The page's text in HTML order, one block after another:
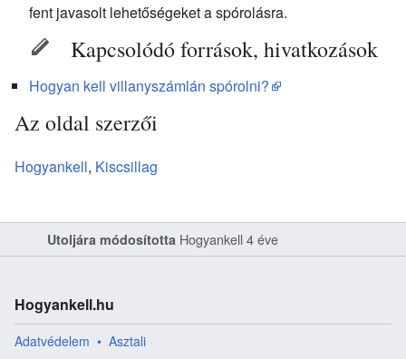
fent javasolt lehetőségeket a spórolásra.
Kapcsolódó források, hivatkozások
Hogyan kell villanyszámlán spórolni?
Az oldal szerzői
Hogyankell, Kiscsillag
Utoljára módosította Hogyankell4 éve
Hogyankell.hu
Adatvédelem Asztali